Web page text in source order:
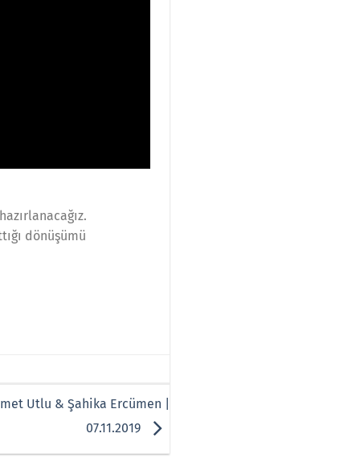
dönüşümü
Utlu & Şahika Ercümen |
07.11.2019